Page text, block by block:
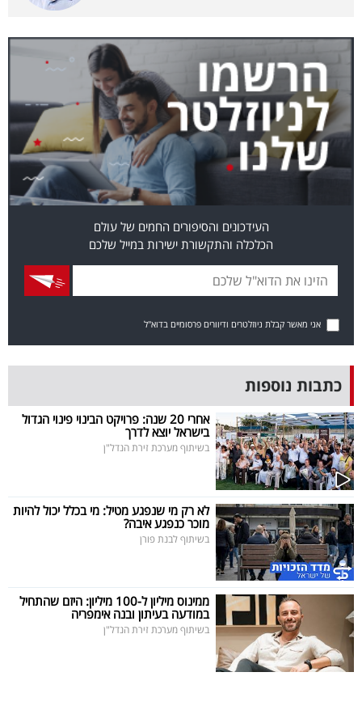
ניוזלטרים
מייל
אדום
אחרינו:
העידכונים והסיפורים החמים של עולם
הכלכלה והתקשורת ישירות במייל שלכם
אני מאשר קבלת ניוזלטרים ודיוורים פרסומיים בדוא"ל
כתבות נוספות
אחרי 20 שנה: פרויקט הבינוי פינוי הגדול
בישראל יוצא לדרך
בשיתוף מערכת זירת הנדל"ן
לא רק מי שנפגע מטיל: מי בכלל יכול להיות
מוכר כנפגע איבה?
בשיתוף לבנת פורן
ממינוס מיליון ל-100 מיליון: היזם שהתחיל
במודעה בעיתון ובנה אימפריה
בשיתוף מערכת זירת הנדל"ן